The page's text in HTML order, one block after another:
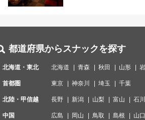
都道府県からスナックを探す
北海道・東北 北海道 青森 秋田 山形
首都圏 東京 神奈川 埼玉 千葉
北陸・甲信越 長野 新潟 山梨 富山 石川
中国 広島 岡山 鳥取 島根 山口